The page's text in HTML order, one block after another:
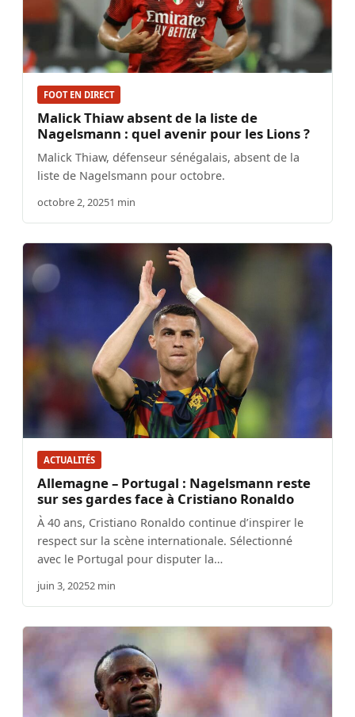
FOOT EN DIRECT
Malick Thiaw absent de la liste de
Nagelsmann : quel avenir pour les Lions ?
Malick Thiaw, défenseur sénégalais, absent de la
liste de Nagelsmann pour octobre.
octobre 2, 20251 min
ACTUALITÉS
Allemagne – Portugal : Nagelsmann reste
sur ses gardes face à Cristiano Ronaldo
À 40 ans, Cristiano Ronaldo continue d’inspirer le
respect sur la scène internationale. Sélectionné
avec le Portugal pour disputer la…
juin 3, 20252 min